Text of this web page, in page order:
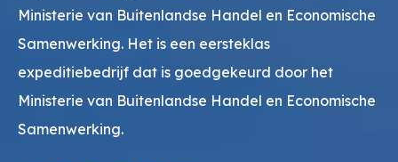
Ministerie van Buitenlandse Handel en Economische
Samenwerking. Het is een eersteklas
expeditiebedrijf dat is goedgekeurd door het
Ministerie van Buitenlandse Handel en Economische
Samenwerking.